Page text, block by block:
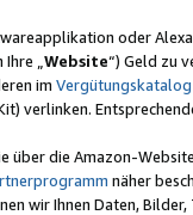
oder
„ Website“) Geld zu
im
verlinken.
über die Amazon-
näher
wir Ihnen Daten,